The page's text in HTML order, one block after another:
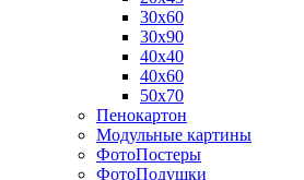
30х60
30х90
40х40
40х60
50х70
Пенокартон
Модульные картины
ФотоПостеры
ФотоПодушки